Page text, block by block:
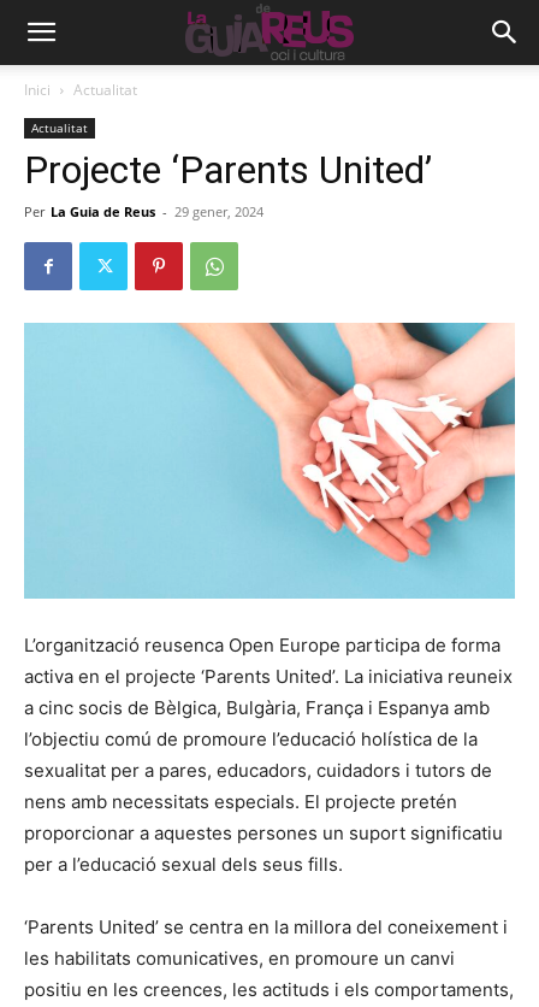
Inici Actualitat
Actualitat
Projecte ‘Parents United’
Per La Guia de Reus - 29 gener, 2024
L’organització reusenca Open Europe participa de forma
activa en el projecte ‘Parents United’. La iniciativa reuneix
a cinc socis de Bèlgica, Bulgària, França i Espanya amb
l’objectiu comú de promoure l’educació holística de la
sexualitat per a pares, educadors, cuidadors i tutors de
nens amb necessitats especials. El projecte pretén
proporcionar a aquestes persones un suport significatiu
per a l’educació sexual dels seus fills.
‘Parents United’ se centra en la millora del coneixement i
les habilitats comunicatives, en promoure un canvi
positiu en les creences, les actituds i els comportaments,